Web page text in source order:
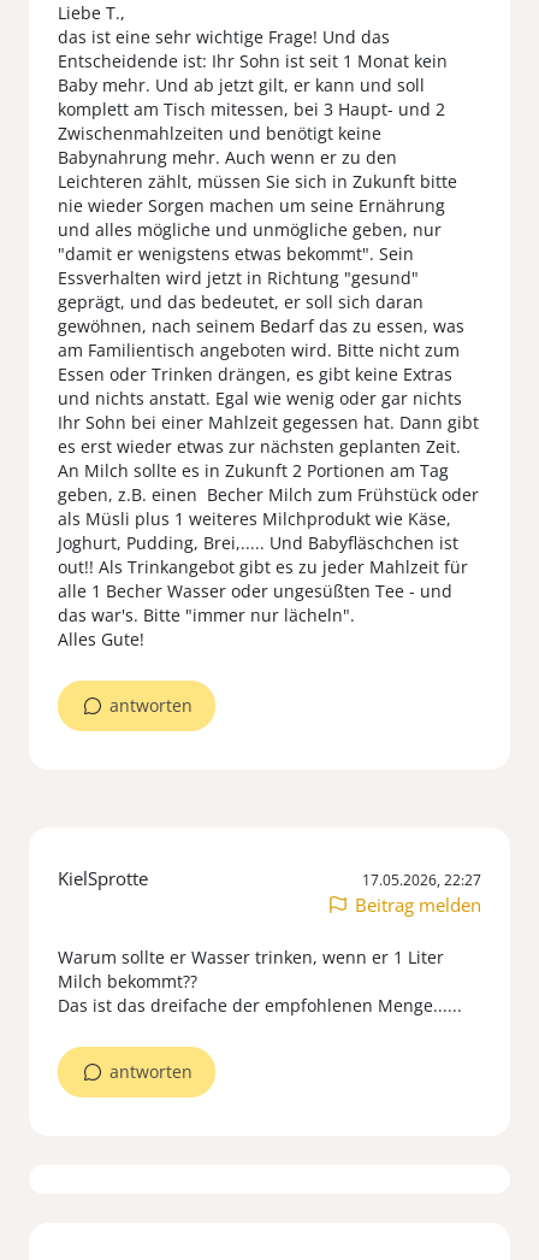
Liebe T.,
das ist eine sehr wichtige Frage! Und das
Entscheidende ist: Ihr Sohn ist seit 1 Monat kein
Baby mehr. Und ab jetzt gilt, er kann und soll
komplett am Tisch mitessen, bei 3 Haupt- und 2
Zwischenmahlzeiten und benötigt keine
Babynahrung mehr. Auch wenn er zu den
Leichteren zählt, müssen Sie sich in Zukunft bitte
nie wieder Sorgen machen um seine Ernährung
und alles mögliche und unmögliche geben, nur
"damit er wenigstens etwas bekommt". Sein
Essverhalten wird jetzt in Richtung "gesund"
geprägt, und das bedeutet, er soll sich daran
gewöhnen, nach seinem Bedarf das zu essen, was
am Familientisch angeboten wird. Bitte nicht zum
Essen oder Trinken drängen, es gibt keine Extras
und nichts anstatt. Egal wie wenig oder gar nichts
Ihr Sohn bei einer Mahlzeit gegessen hat. Dann gibt
es erst wieder etwas zur nächsten geplanten Zeit.
An Milch sollte es in Zukunft 2 Portionen am Tag
geben, z.B. einen Becher Milch zum Frühstück oder
als Müsli plus 1 weiteres Milchprodukt wie Käse,
Joghurt, Pudding, Brei,..... Und Babyfläschchen ist
out!! Als Trinkangebot gibt es zu jeder Mahlzeit für
alle 1 Becher Wasser oder ungesüßten Tee - und
das war's. Bitte "immer nur lächeln".
Alles Gute!
antworten
KielSprotte 17.05.2026, 22:27
Beitrag melden
Warum sollte er Wasser trinken, wenn er 1 Liter
Milch bekommt??
Das ist das dreifache der empfohlenen Menge......
antworten